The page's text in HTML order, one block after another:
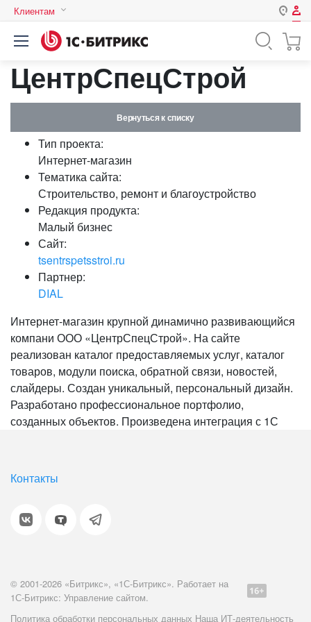
Клиентам
Казахстан
Авторизация
Нет аккаунта?Зарегистрироваться
Логин
Пароль
Запомнить меня на этом
Забыли свой пароль?
ЦентрСпецСтрой
Вернуться к списку
Тип проекта:
Интернет-магазин
Тематика сайта:
Строительство, ремонт и благоустройство
Редакция продукта:
Малый бизнес
Сайт:
tsentrspetsstroi.ru
Партнер:
DIAL
Интернет-магазин крупной динамично развивающийся
компани ООО «ЦентрСпецСтрой». На сайте
реализован каталог предоставляемых услуг, каталог
товаров, модули поиска, обратной связи, новостей,
слайдеры. Создан уникальный, персональный дизайн.
Разработано профессиональное портфолио,
созданных объектов. Произведена интеграция с 1С
Контакты
© 2001-2026 «Битрикс», «1С-Битрикс». Работает на
1С-Битрикс: Управление сайтом.
Политика обработки персональных данных Наша ИТ-деятельность